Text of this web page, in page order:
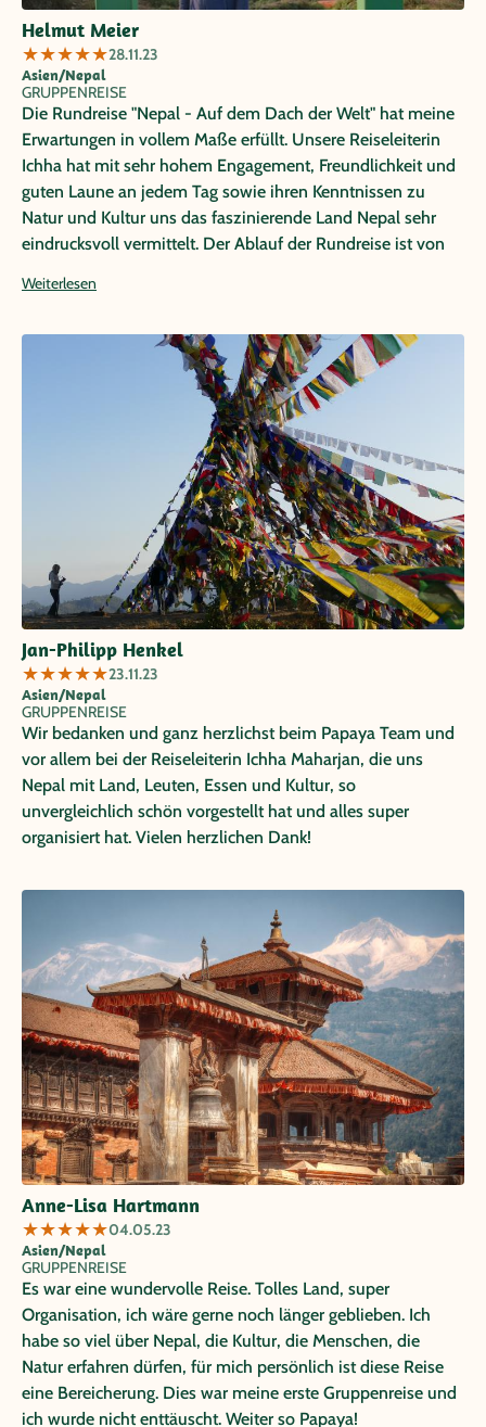
Helmut Meier
★★★★★28.11.23
Asien/Nepal
GRUPPENREISE
Die Rundreise "Nepal - Auf dem Dach der Welt" hat meine
Erwartungen in vollem Maße erfüllt. Unsere Reiseleiterin
Ichha hat mit sehr hohem Engagement, Freundlichkeit und
guten Laune an jedem Tag sowie ihren Kenntnissen zu
Natur und Kultur uns das faszinierende Land Nepal sehr
eindrucksvoll vermittelt. Der Ablauf der Rundreise ist von
hervorragend.
Weiterlesen
Jan-Philipp Henkel
★★★★★23.11.23
Asien/Nepal
GRUPPENREISE
Wir bedanken und ganz herzlichst beim Papaya Team und
vor allem bei der Reiseleiterin Ichha Maharjan, die uns
Nepal mit Land, Leuten, Essen und Kultur, so
unvergleichlich schön vorgestellt hat und alles super
organisiert hat. Vielen herzlichen Dank!
Anne-Lisa Hartmann
★★★★★04.05.23
Asien/Nepal
GRUPPENREISE
Es war eine wundervolle Reise. Tolles Land, super
Organisation, ich wäre gerne noch länger geblieben. Ich
habe so viel über Nepal, die Kultur, die Menschen, die
Natur erfahren dürfen, für mich persönlich ist diese Reise
eine Bereicherung. Dies war meine erste Gruppenreise und
ich wurde nicht enttäuscht. Weiter so Papaya!